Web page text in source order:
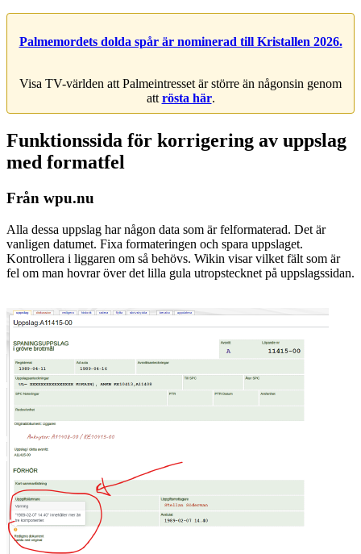
Palmemordets dolda spår är nominerad till Kristallen 2026.
Visa TV-världen att Palmeintresset är större än någonsin genom
att rösta här.
Funktionssida för korrigering av uppslag
med formatfel
Från wpu.nu
Alla dessa uppslag har någon data som är felformaterad. Det är
vanligen datumet. Fixa formateringen och spara uppslaget.
Kontrollera i liggaren om så behövs. Wikin visar vilket fält som är
fel om man hovrar över det lilla gula utropstecknet på uppslagssidan.